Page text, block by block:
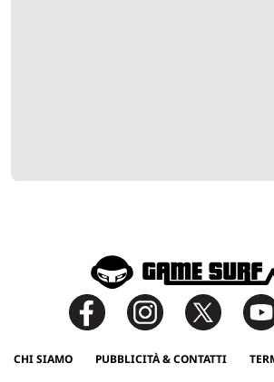
CHI SIAMO PUBBLICITÀ & CONTATTI